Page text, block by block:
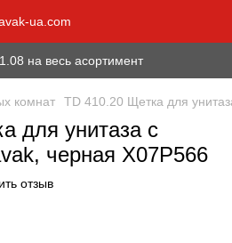
на весь асортимент
комнат TD 410.20 Щетка для
для унитаза с
черная X07P566
отзыв